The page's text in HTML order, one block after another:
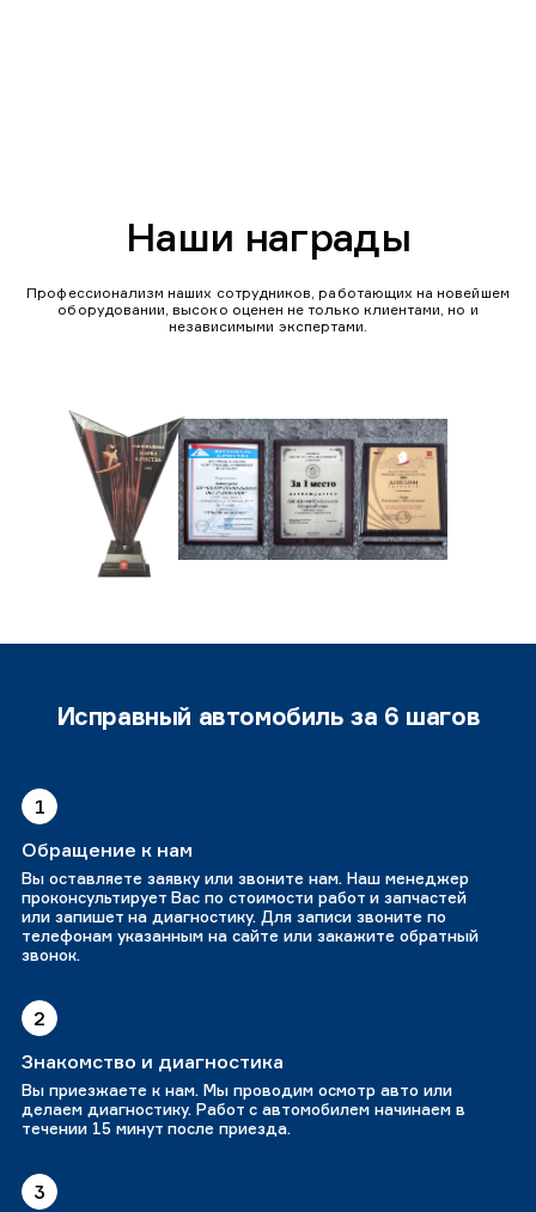
Наши награды
Профессионализм наших сотрудников, работающих на новейшем
оборудовании, высоко оценен не только клиентами, но и
независимыми экспертами.
Исправный автомобиль за 6 шагов
1
Обращение к нам
Вы оставляете заявку или звоните нам. Наш менеджер
проконсультирует Вас по стоимости работ и запчастей
или запишет на диагностику. Для записи звоните по
телефонам указанным на сайте или закажите обратный
звонок.
2
Знакомство и диагностика
Вы приезжаете к нам. Мы проводим осмотр авто или
делаем диагностику. Работ с автомобилем начинаем в
течении 15 минут после приезда.
3